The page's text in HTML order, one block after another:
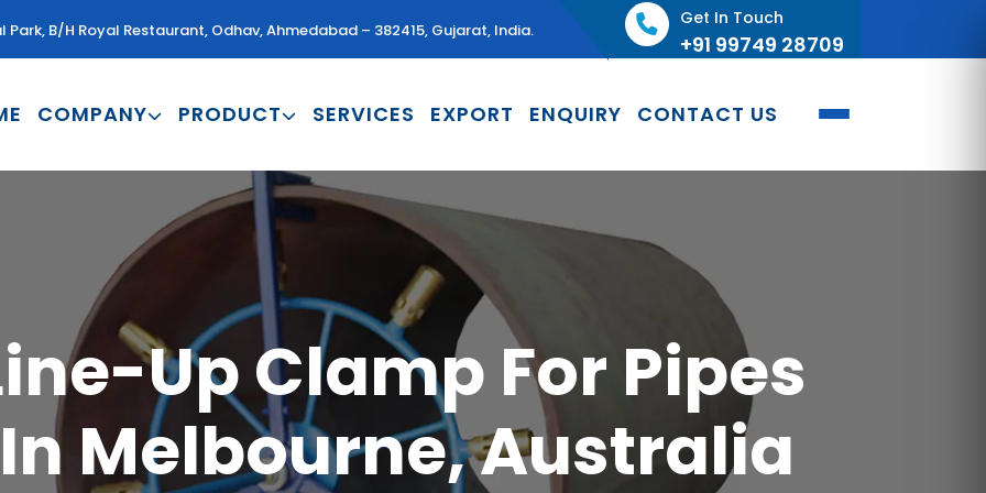
Park, B/H Royal Restaurant, Odhav, Ahmedabad – 382415, Gujarat, India.
Get In Touch
+91 99749 28709
COMPANY PRODUCT SERVICES EXPORT ENQUIRY CONTACT US
Up Clamp For Pipes
Melbourne, Australia